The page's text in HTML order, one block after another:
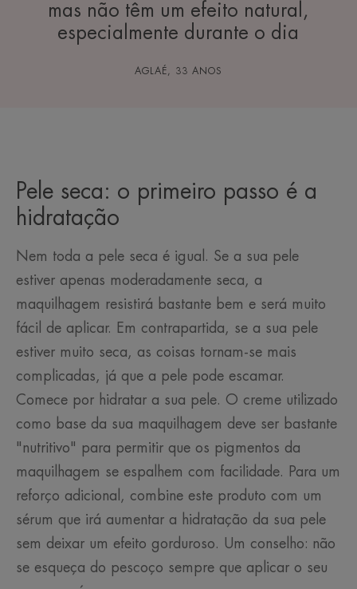
mas não têm um efeito natural,
especialmente durante o dia
AGLAÉ, 33 ANOS
Pele seca: o primeiro passo é a
hidratação
Nem toda a pele seca é igual. Se a sua pele
estiver apenas moderadamente seca, a
maquilhagem resistirá bastante bem e será muito
fácil de aplicar. Em contrapartida, se a sua pele
estiver muito seca, as coisas tornam-se mais
complicadas, já que a pele pode escamar.
Comece por hidratar a sua pele. O creme utilizado
como base da sua maquilhagem deve ser bastante
"nutritivo" para permitir que os pigmentos da
maquilhagem se espalhem com facilidade. Para um
reforço adicional, combine este produto com um
sérum que irá aumentar a hidratação da sua pele
sem deixar um efeito gorduroso. Um conselho: não
se esqueça do pescoço sempre que aplicar o seu